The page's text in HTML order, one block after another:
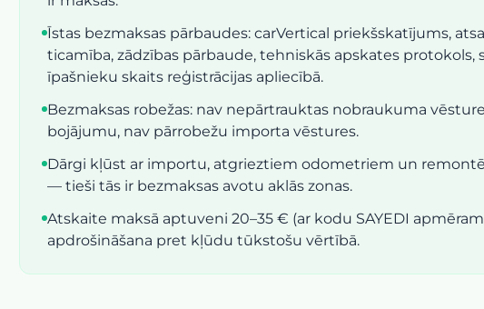
Īstas bezmaksas pārbaudes: carVertical priekšskatījums,
ticamība, zādzības pārbaude, tehniskās apskates protokols,
īpašnieku skaits reģistrācijas apliecībā.
Bezmaksas robežas: nav nepārtrauktas nobraukuma
bojājumu, nav pārrobežu importa vēstures.
Dārgi kļūst ar importu, atgrieztiem odometriem un
— tieši tās ir bezmaksas avotu aklās zonas.
Atskaite maksā aptuveni 20–35 € (ar kodu SAYEDI
apdrošināšana pret kļūdu tūkstošu vērtībā.